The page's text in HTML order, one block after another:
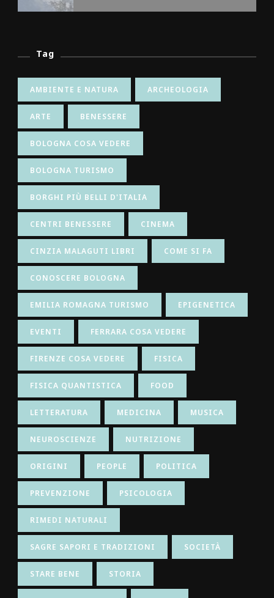
Tag
AMBIENTE E NATURA ARCHEOLOGIA
ARTE BENESSERE
BOLOGNA COSA VEDERE
BOLOGNA TURISMO
BORGHI PIÙ BELLI D'ITALIA
CENTRI BENESSERE CINEMA
CINZIA MALAGUTI LIBRI COME SI FA
CONOSCERE BOLOGNA
EMILIA ROMAGNA TURISMO EPIGENETICA
EVENTI FERRARA COSA VEDERE
FIRENZE COSA VEDERE FISICA
FISICA QUANTISTICA FOOD
LETTERATURA MEDICINA MUSICA
NEUROSCIENZE NUTRIZIONE
ORIGINI PEOPLE POLITICA
PREVENZIONE PSICOLOGIA
RIMEDI NATURALI
SAGRE SAPORI E TRADIZIONI SOCIETÀ
STARE BENE STORIA